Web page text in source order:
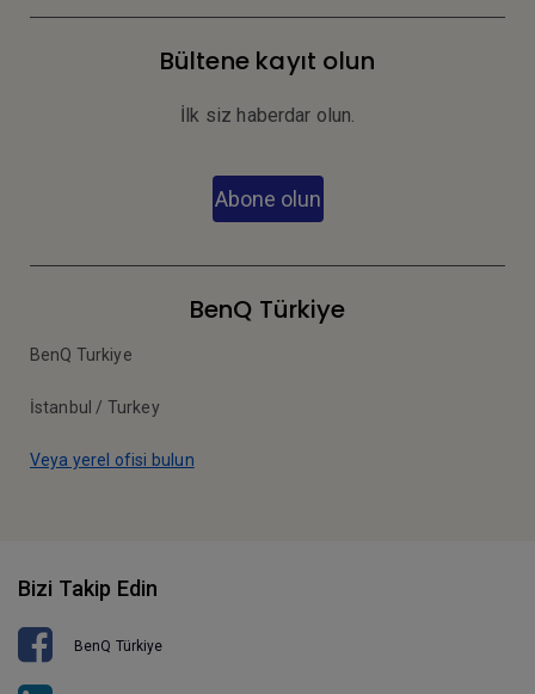
Bültene kayıt olun
İlk siz haberdar olun.
Abone olun
BenQ Türkiye
BenQ Turkiye
İstanbul / Turkey
Veya yerel ofisi bulun
Bizi Takip Edin
BenQ Türkiye